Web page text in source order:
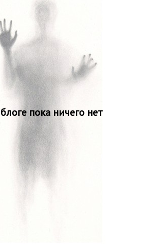
пока ничего нет